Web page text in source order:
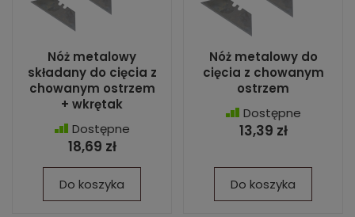
Nóż metalowy
składany do cięcia z
chowanym ostrzem
+ wkrętak
Dostępne
18,69 zł
Do koszyka
Nóż metalowy do
cięcia z chowanym
ostrzem
Dostępne
13,39 zł
Do koszyka